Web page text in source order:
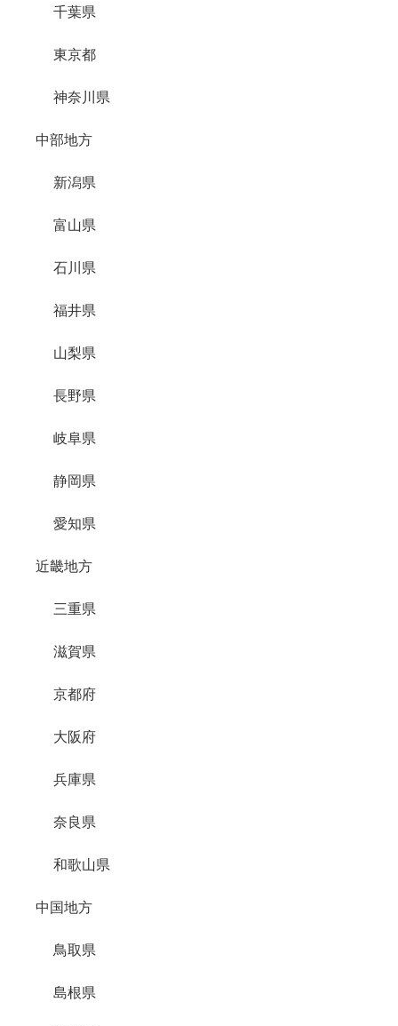
千葉県
東京都
神奈川県
中部地方
新潟県
富山県
石川県
福井県
山梨県
長野県
岐阜県
静岡県
愛知県
近畿地方
三重県
滋賀県
京都府
大阪府
兵庫県
奈良県
和歌山県
中国地方
鳥取県
島根県